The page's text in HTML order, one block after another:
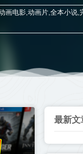
画电影,动画片,全本小说,
最新文